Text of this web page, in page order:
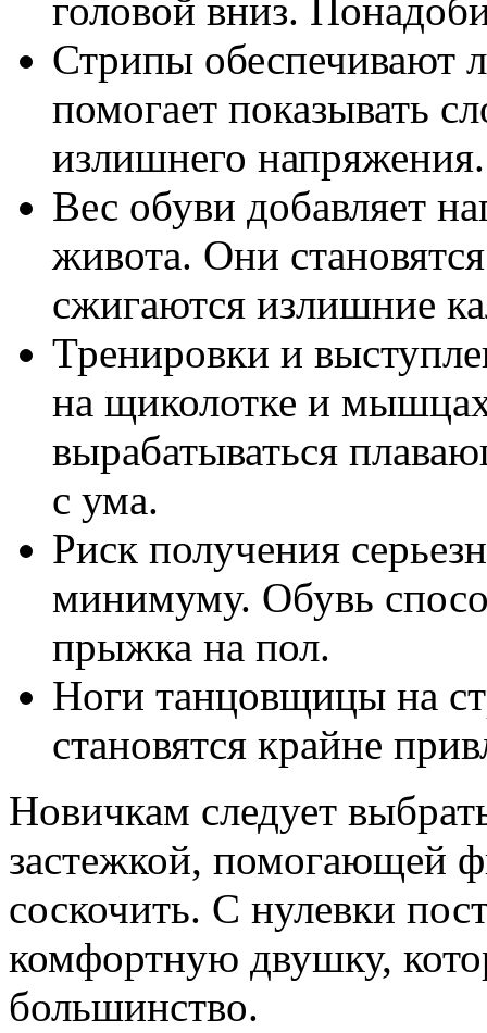
головой вниз.
Стрипы обеспечивают
помогает показывать
излишнего напряжения.
Вес обуви добавляет
живота. Они
сжигаются излишние
Тренировки и
на щиколотке и
вырабатываться
с ума.
Риск получения
минимуму. Обувь
прыжка на пол.
Ноги танцовщицы на
становятся крайне
Новичкам следует
застежкой, помогающей
соскочить. С нулевки
комфортную двушку,
большинство.